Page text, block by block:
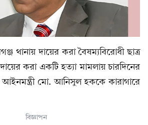
থানায় দায়ের করা বৈষম্যবিরোধী ছাত্র
করা একটি হত্যা মামলায় চারদিনের
আইনমন্ত্রী মো. আনিসুল হককে কারাগারে
বিজ্ঞাপন